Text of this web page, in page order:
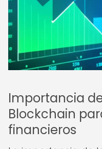
Importancia
Blockchain
financieros